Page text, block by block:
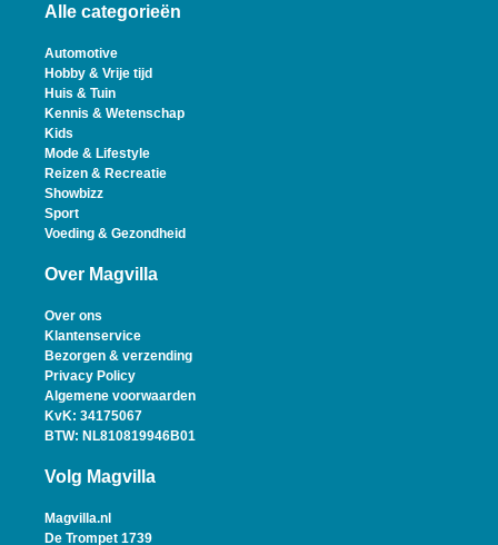
Alle categorieën
Automotive
Hobby & Vrije tijd
Huis & Tuin
Kennis & Wetenschap
Kids
Mode & Lifestyle
Reizen & Recreatie
Showbizz
Sport
Voeding & Gezondheid
Over Magvilla
Over ons
Klantenservice
Bezorgen & verzending
Privacy Policy
Algemene voorwaarden
KvK: 34175067
BTW: NL810819946B01
Volg Magvilla
Magvilla.nl
De Trompet 1739